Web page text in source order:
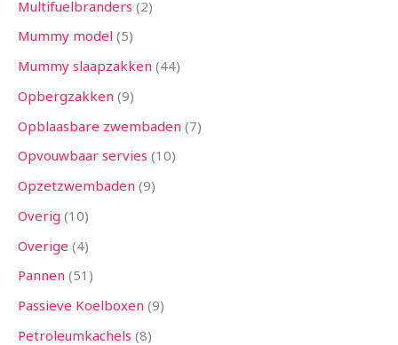
Multifuelbranders 2
Mummy model 5
Mummy slaapzakken 44
Opbergzakken 9
Opblaasbare zwembaden 7
Opvouwbaar servies 10
Opzetzwembaden 9
Overig 10
Overige 4
Pannen 51
Passieve Koelboxen 9
Petroleumkachels 8